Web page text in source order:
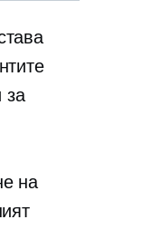
за
на